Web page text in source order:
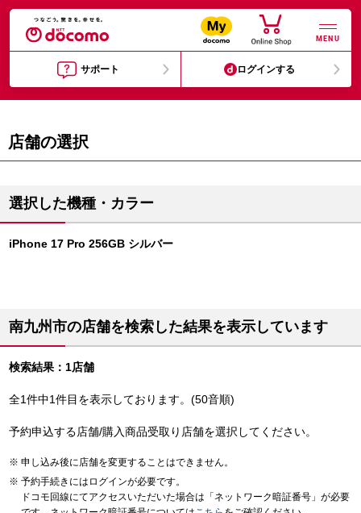
MENU
サポート ログインする
店舗の選択
選択した機種・カラー
iPhone 17 Pro 256GB シルバー
南九州市の店舗を検索した結果を表示しています
検索結果：1店舗
全1件中1件目を表示しております。(50音順)
予約申込する店舗/購入商品受取り店舗を選択してください。
申し込み後に店舗を変更することはできません。
予約手続きにはログインが必要です。
ドコモ回線にてアクセスいただいた場合は「ネットワーク暗証番号」が必要